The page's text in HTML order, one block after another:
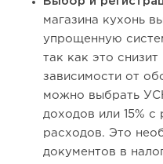
магазина кухонь
упрощенную
так как это
зависимости от
можно выбрать
доходов или 15%
расходов. Это
документов в